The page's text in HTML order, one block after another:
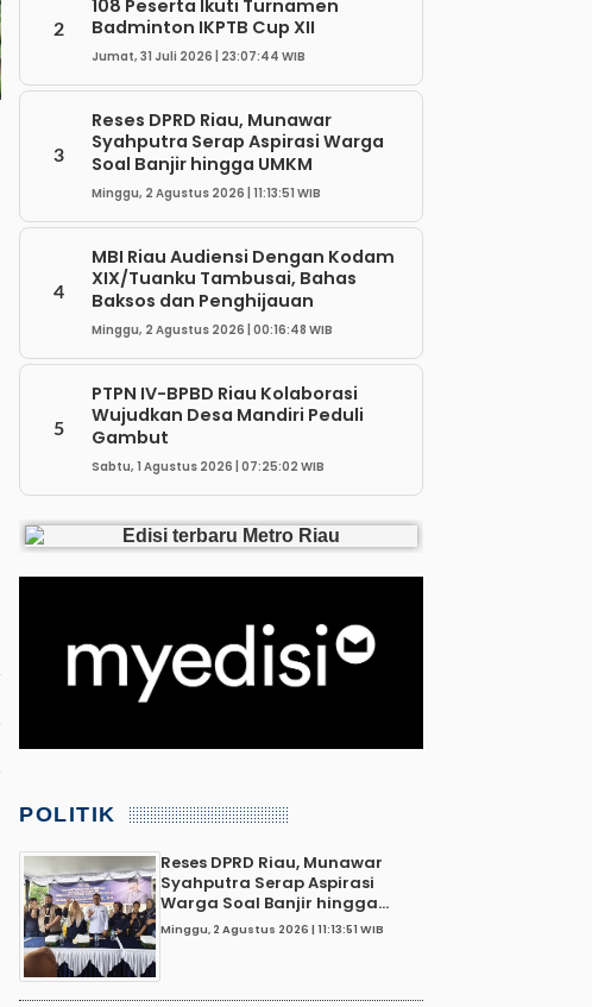
2
108 Peserta Ikuti Turnamen
Badminton IKPTB Cup XII
Jumat, 31 Juli 2026 | 23:07:44 WIB
3
Reses DPRD Riau, Munawar
Syahputra Serap Aspirasi Warga
Soal Banjir hingga UMKM
Minggu, 2 Agustus 2026 | 11:13:51 WIB
4
MBI Riau Audiensi Dengan Kodam
XIX/Tuanku Tambusai, Bahas
Baksos dan Penghijauan
Minggu, 2 Agustus 2026 | 00:16:48 WIB
5
PTPN IV-BPBD Riau Kolaborasi
Wujudkan Desa Mandiri Peduli
Gambut
Sabtu, 1 Agustus 2026 | 07:25:02 WIB
POLITIK
Reses DPRD Riau, Munawar
Syahputra Serap Aspirasi
Warga Soal Banjir hingga...
Minggu, 2 Agustus 2026 | 11:13:51 WIB